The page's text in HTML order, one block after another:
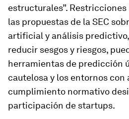
estructurales”.
las propuestas de la SEC
artificial y análisis
reducir sesgos y riesgos,
herramientas de predicción
cautelosa y los entornos con
cumplimiento normativo
participación de startups.